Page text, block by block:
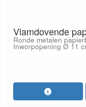
Vlamdovende
Ronde metalen
Inworpopening Ø 11